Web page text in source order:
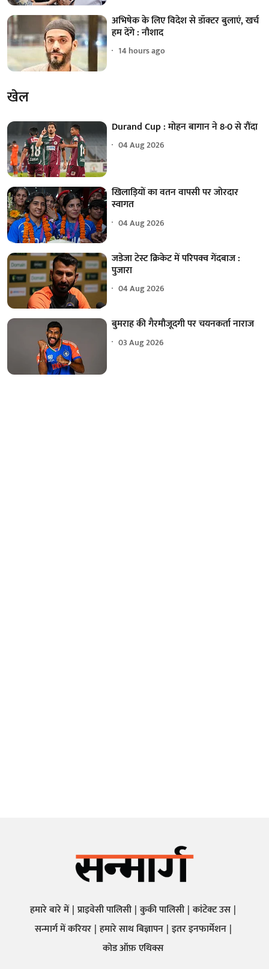
अभिषेक के लिए विदेश से डॉक्टर बुलाएं, खर्च
हम देंगे : नौशाद
14 hours ago
खेल
Durand Cup : मोहन बागान ने 8-0 से रौंदा
04 Aug 2026
खिलाड़ियों का वतन वापसी पर जोरदार
स्वागत
04 Aug 2026
जडेजा टेस्ट क्रिकेट में परिपक्व गेंदबाज :
पुजारा
04 Aug 2026
बुमराह की गैरमौजूदगी पर चयनकर्ता नाराज
03 Aug 2026
हमारे बारे में प्राइवेसी पालिसी कुकी पालिसी कांटेक्ट उस
सन्मार्ग में करियर हमारे साथ बिज्ञापन इतर इनफार्मेशन
कोड ऑफ़ एथिक्स